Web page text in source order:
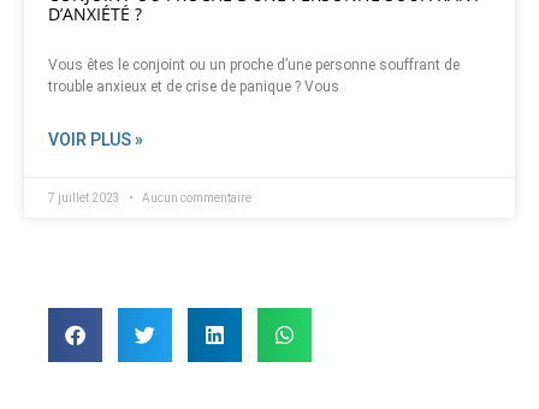
D’ANXIÉTÉ ?
Vous êtes le conjoint ou un proche d’une personne souffrant de
trouble anxieux et de crise de panique ? Vous
VOIR PLUS »
7 juillet 2023 Aucun commentaire